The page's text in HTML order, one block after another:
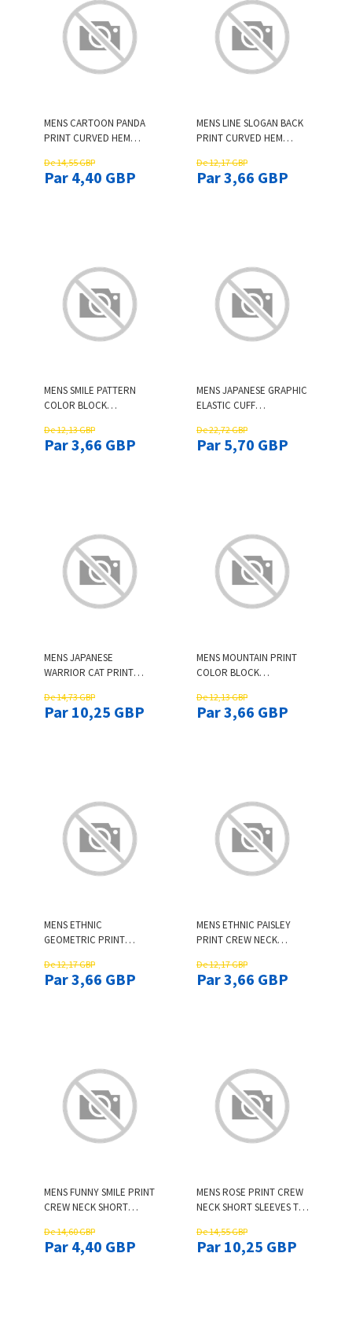
MENS CARTOON PANDA
PRINT CURVED HEM
SHIRTS WINTER
De 14,55 GBP
Par 4,40 GBP
MENS LINE SLOGAN BACK
PRINT CURVED HEM
De 12,17 GBP
Par 3,66 GBP
MENS SMILE PATTERN
COLOR BLOCK
T-SHIRTS
De 12,13 GBP
Par 3,66 GBP
MENS JAPANESE GRAPHIC
ELASTIC CUFF
LOOSE PANTS
De 22,72 GBP
Par 5,70 GBP
MENS JAPANESE
WARRIOR CAT PRINT
SLEEVE T-SHIRTS WINTER
De 14,73 GBP
Par 10,25 GBP
MENS MOUNTAIN PRINT
COLOR BLOCK
SLEEVE T-SHIRTS
De 12,13 GBP
Par 3,66 GBP
MENS ETHNIC
GEOMETRIC PRINT
POCKET CURVED HEM T-
SHIRTS
De 12,17 GBP
Par 3,66 GBP
MENS ETHNIC PAISLEY
PRINT CREW NECK
De 12,17 GBP
Par 3,66 GBP
MENS FUNNY SMILE PRINT
CREW NECK SHORT
De 14,60 GBP
Par 4,40 GBP
MENS ROSE PRINT CREW
NECK SHORT SLEEVES T-
De 14,55 GBP
Par 10,25 GBP